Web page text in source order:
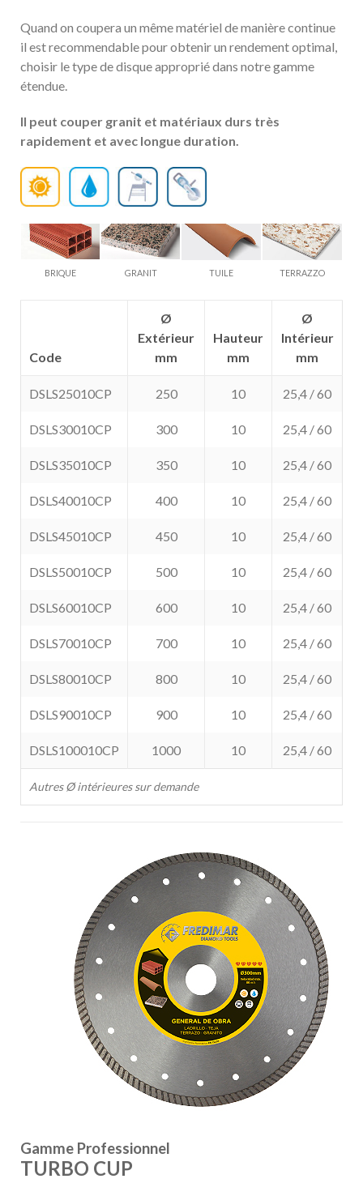
Quand on coupera un même matériel de manière continue
il est recommendable pour obtenir un rendement optimal,
choisir le type de disque approprié dans notre gamme
étendue.
Il peut couper granit et matériaux durs très
rapidement et avec longue duration.
BRIQUE GRANIT TUILE TERRAZZO
Code
Ø
Extérieur
mm
Hauteur
mm
Ø
Intérieur
mm
Autres Ø intérieures sur demande
DSLS25010CP 250 10 25,4 / 60
DSLS30010CP 300 10 25,4 / 60
DSLS35010CP 350 10 25,4 / 60
DSLS40010CP 400 10 25,4 / 60
DSLS45010CP 450 10 25,4 / 60
DSLS50010CP 500 10 25,4 / 60
DSLS60010CP 600 10 25,4 / 60
DSLS70010CP 700 10 25,4 / 60
DSLS80010CP 800 10 25,4 / 60
DSLS90010CP 900 10 25,4 / 60
DSLS100010CP 1000 10 25,4 / 60
Gamme Professionnel
TURBO CUP